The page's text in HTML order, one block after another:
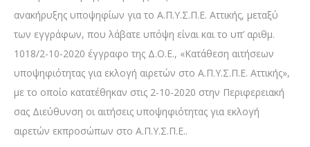
ανακήρυξης υποψηφίων για το Α.Π.Υ.Σ.Π.Ε. Αττικής, μεταξύ
των εγγράφων, που λάβατε υπόψη είναι και το υπ’ αριθμ.
1018/2-10-2020 έγγραφο της Δ.Ο.Ε., «Κατάθεση αιτήσεων
υποψηφιότητας για εκλογή αιρετών στο Α.Π.Υ.Σ.Π.Ε. Αττικής»,
με το οποίο κατατέθηκαν στις 2-10-2020 στην Περιφερειακή
σας Διεύθυνση οι αιτήσεις υποψηφιότητας για εκλογή
αιρετών εκπροσώπων στο Α.Π.Υ.Σ.Π.Ε..